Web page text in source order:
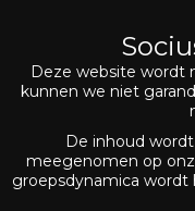
Deze website wordt
kunnen we niet
De inhoud
meegenomen op
groepsdynamica